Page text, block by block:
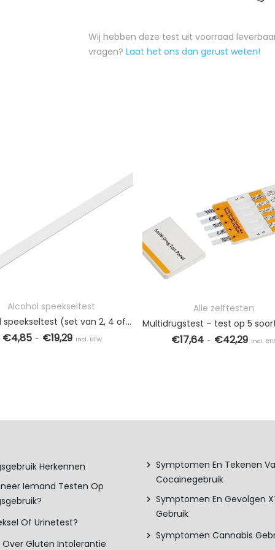
Wij hebben deze test uit voorraad
vragen? Laat het ons dan gerust weten!
Alcohol speekseltest
Alcohol speekseltest (set van 2, 4 of 10 stuks)
€4,85 - €19,29
Prijsklasse: €4,85 tot €19,29
Incl. BTW
Alle zelftesten
€17,64 - €42,29 Incl.
Herkennen
Iemand Testen Op
Of Urinetest?
Over Gluten Intolerantie
Symptomen En Tekenen
Cocaïnegebruik
Symptomen En Gevolgen
Gebruik
Symptomen Cannabis